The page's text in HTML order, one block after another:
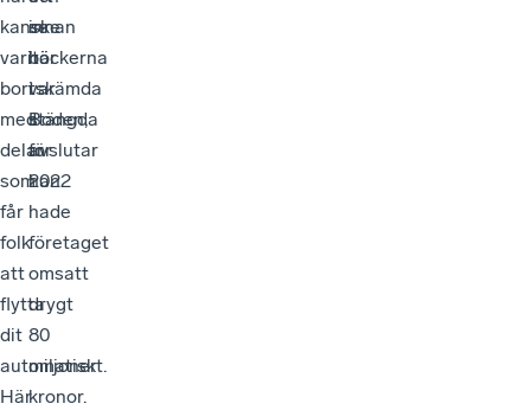
kanske
varit
bortskämda
med
delar
som
får
folk
att
flytta
dit
automatiskt.
Här
innan
böckerna
var
stängda
för
2022
hade
företaget
omsatt
drygt
80
miljoner
kronor.
se
här
i
Boden,
avslutar
han.